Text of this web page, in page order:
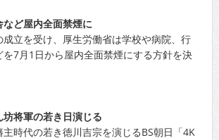
ど屋内全面禁煙に
立を受け、厚生労働省は学校や病院、行
7月1日から屋内全面禁煙にする方針を決
将軍の若き日演じる
時代の若き徳川吉宗を演じるBS朝日「4K